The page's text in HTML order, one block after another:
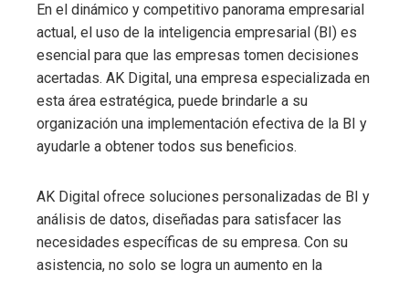
En el dinámico y competitivo panorama empresarial
actual, el uso de la inteligencia empresarial (BI) es
esencial para que las empresas tomen decisiones
acertadas. AK Digital, una empresa especializada en
esta área estratégica, puede brindarle a su
organización una implementación efectiva de la BI y
ayudarle a obtener todos sus beneficios.
AK Digital ofrece soluciones personalizadas de BI y
análisis de datos, diseñadas para satisfacer las
necesidades específicas de su empresa. Con su
asistencia, no solo se logra un aumento en la